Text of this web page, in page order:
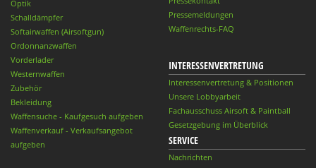
Optik
Schalldämpfer
Softairwaffen (Airsoftgun)
Ordonnanzwaffen
Vorderlader
Westernwaffen
Zubehör
Bekleidung
Waffensuche - Kaufgesuch aufgeben
Waffenverkauf - Verkaufsangebot
aufgeben
Pressemeldungen
Waffenrechts-FAQ
INTERESSENVERTRETUNG
Interessenvertretung & Positionen
Unsere Lobbyarbeit
Fachausschuss Airsoft & Paintball
Gesetzgebung im Überblick
SERVICE
Nachrichten